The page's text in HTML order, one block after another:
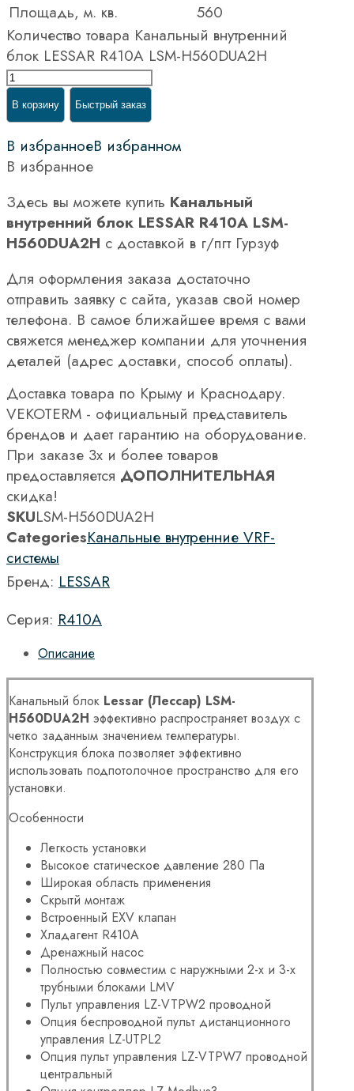
Площадь, м. кв.
560
Количество товара Канальный внутренний
блок LESSAR R410A LSM-H560DUA2H
В корзину Быстрый заказ
В избранноеВ избранном
В избранное
Здесь вы можете купить Канальный
внутренний блок LESSAR R410A LSM-
H560DUA2H с доставкой в г/пгт Гурзуф
Для оформления заказа достаточно
отправить заявку с сайта, указав свой номер
телефона. В самое ближайшее время с вами
свяжется менеджер компании для уточнения
деталей (адрес доставки, способ оплаты).
Доставка товара по Крыму и Краснодару.
VEKOTERM - официальный представитель
брендов и дает гарантию на оборудование.
При заказе 3х и более товаров
предоставляется ДОПОЛНИТЕЛЬНАЯ
скидка!
SKULSM-H560DUA2H
CategoriesКанальные внутренние VRF-
системы
Бренд: LESSAR
Серия: R410A
Описание
Канальный блок Lessar (Лессар) LSM-
H560DUA2H эффективно распространяет воздух с
четко заданным значением температуры.
Конструкция блока позволяет эффективно
использовать подпотолочное пространство для его
установки.
Особенности
Легкость установки
Высокое статическое давление 280 Па
Широкая область применения
Скрытй монтаж
Встроенный EXV клапан
Хладагент R410A
Дренажный насос
Полностью совместим с наружными 2-х и 3-х
трубными блоками LMV
Пульт управления LZ-VTPW2 проводной
Опция беспроводной пульт дистанционного
управления LZ-UTPL2
Опция пульт управления LZ-VTPW7 проводной
центральный